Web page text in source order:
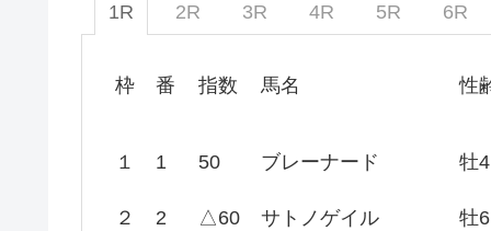
1R 2R 3R 4R 5R 6R
枠 番 指数 馬名 性
１ 1 50 ブレーナード 牡4
２ 2 △60 サトノゲイル 牡6